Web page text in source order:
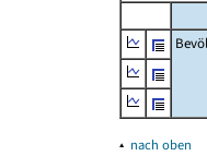
▴ nach oben